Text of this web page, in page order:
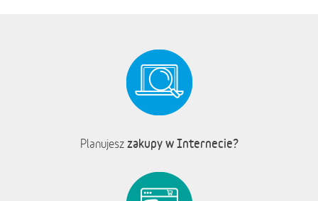
Planujesz zakupy w Internecie?